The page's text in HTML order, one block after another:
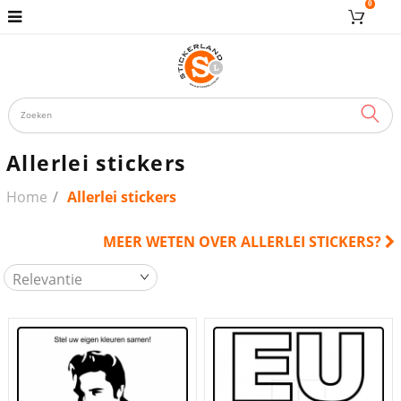
0
Allerlei stickers
Home Allerlei stickers
MEER WETEN OVER ALLERLEI STICKERS?
Relevantie